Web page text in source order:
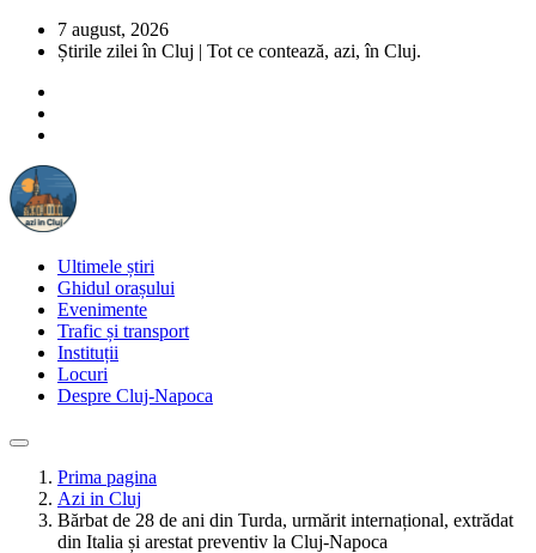
7 august, 2026
Știrile zilei în Cluj | Tot ce contează, azi, în Cluj.
Ultimele știri
Ghidul orașului
Evenimente
Trafic și transport
Instituții
Locuri
Despre Cluj-Napoca
Prima pagina
Azi in Cluj
Bărbat de 28 de ani din Turda, urmărit internațional, extrădat
din Italia și arestat preventiv la Cluj-Napoca